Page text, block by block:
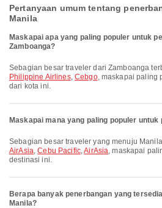
Pertanyaan umum tentang
Manila
Maskapai apa yang paling populer untuk
Zamboanga?
Sebagian besar traveler dari Zamboanga
Philippine Airlines, Cebgo, maskapai paling
dari kota ini.
Maskapai mana yang paling populer untuk
Sebagian besar traveler yang menuju
AirAsia,Cebu Pacific,AirAsia, maskapai
destinasi ini.
Berapa banyak penerbangan yang
Manila?